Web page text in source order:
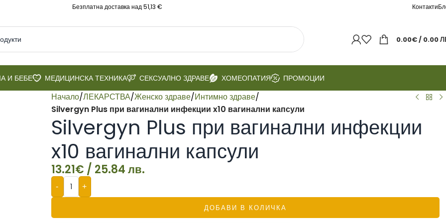
Безплатна доставка над 51,13 € Контакти
0.00€/ 0.00
И БЕБЕ МЕДИЦИНСКА ТЕХНИКА СЕКСУАЛНО ЗДРАВЕ ХОМЕОПАТИЯ ПРОМОЦИИ
Начало/ЛЕКАРСТВА/Женско здраве/Интимно здраве/
Silvergyn Plus при вагинални инфекции x10 вагинални капсули
Silvergyn Plus при вагинални инфекции
x10 вагинални капсули
13.21€ / 25.84 лв.
- +
ДОБАВИ В КОЛИЧКА